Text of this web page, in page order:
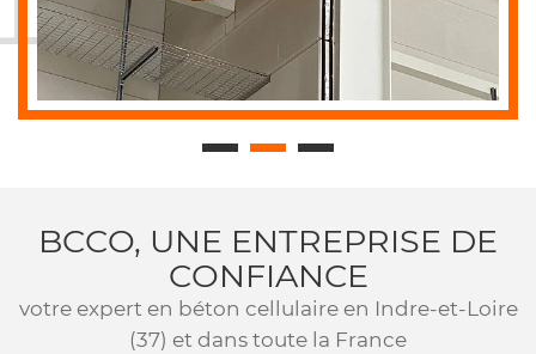
BCCO, UNE ENTREPRISE DE
CONFIANCE
votre expert en béton cellulaire en Indre-et-Loire
(37) et dans toute la France